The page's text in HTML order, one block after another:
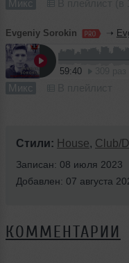
Микс
Evgeniy Sorokin ➝
59:40
Микс
Стили: House, Club/
Записан: 08 июля 2023
Добавлен: 07 августа
КОММЕНТАРИИ